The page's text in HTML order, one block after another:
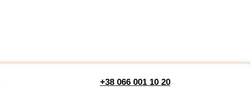
+38 066 001 10 20